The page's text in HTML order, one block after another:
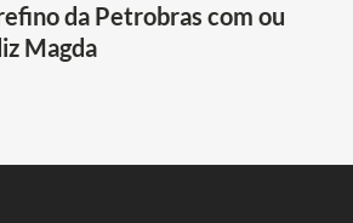
da Petrobras com ou
Magda